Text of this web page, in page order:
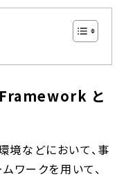
と
などにおいて、事
ワークを用いて、